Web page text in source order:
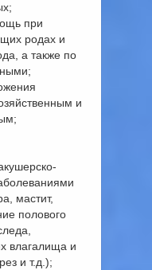
при
родах и
а также по
и
мастит,
полового
влагалища и
и т.д.);